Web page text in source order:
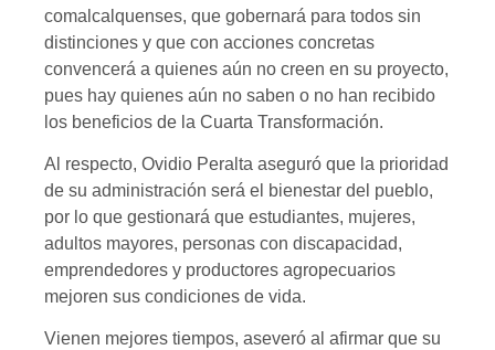
comalcalquenses, que gobernará para todos sin
distinciones y que con acciones concretas
convencerá a quienes aún no creen en su proyecto,
pues hay quienes aún no saben o no han recibido
los beneficios de la Cuarta Transformación.
Al respecto, Ovidio Peralta aseguró que la prioridad
de su administración será el bienestar del pueblo,
por lo que gestionará que estudiantes, mujeres,
adultos mayores, personas con discapacidad,
emprendedores y productores agropecuarios
mejoren sus condiciones de vida.
Vienen mejores tiempos, aseveró al afirmar que su